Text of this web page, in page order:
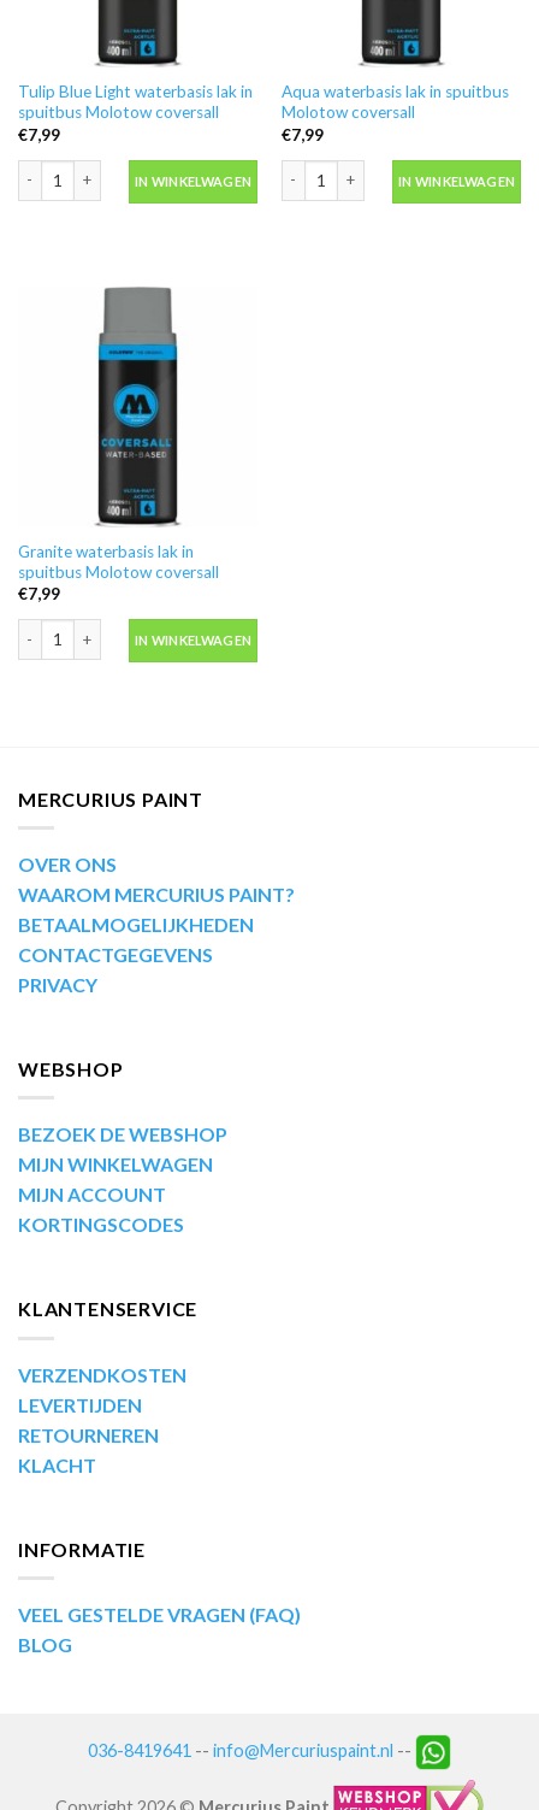
Tulip Blue Light waterbasis lak in
spuitbus Molotow coversall
€7,99
IN WINKELWAGEN
Aqua waterbasis lak in spuitbus
Molotow coversall
€7,99
IN WINKELWAGEN
Granite waterbasis lak in
spuitbus Molotow coversall
€7,99
Granite waterbasis lak in spuitbus Molotow coversall aantal
IN WINKELWAGEN
MERCURIUS PAINT
OVER ONS
WAAROM MERCURIUS PAINT?
BETAALMOGELIJKHEDEN
CONTACTGEGEVENS
PRIVACY
WEBSHOP
BEZOEK DE WEBSHOP
MIJN WINKELWAGEN
MIJN ACCOUNT
KORTINGSCODES
KLANTENSERVICE
VERZENDKOSTEN
LEVERTIJDEN
RETOURNEREN
KLACHT
INFORMATIE
VEEL GESTELDE VRAGEN (FAQ)
BLOG
036-8419641 -- info@Mercuriuspaint.nl --